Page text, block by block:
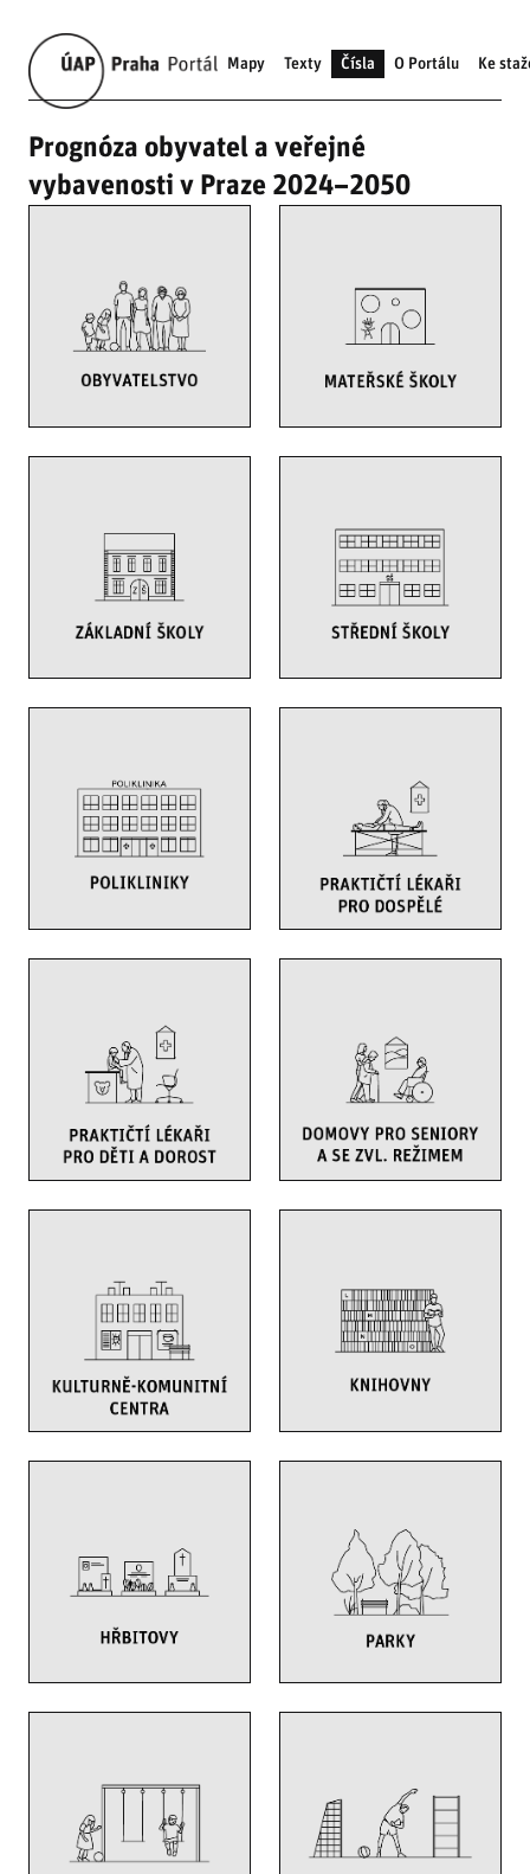
Mapy Texty Čísla O Portálu Ke
Prognóza obyvatel a veřejné
vybavenosti v Praze 2024–2050